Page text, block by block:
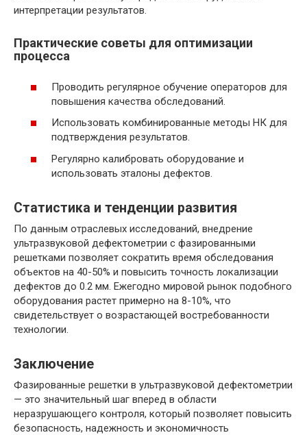
интерпретации результатов.
Практические советы для оптимизации
процесса
Проводить регулярное обучение операторов для
повышения качества обследований.
Использовать комбинированные методы НК для
подтверждения результатов.
Регулярно калибровать оборудование и
использовать эталоны дефектов.
Статистика и тенденции развития
По данным отраслевых исследований, внедрение
ультразвуковой дефектометрии с фазированными
решетками позволяет сократить время обследования
объектов на 40-50% и повысить точность локализации
дефектов до 0.2 мм. Ежегодно мировой рынок подобного
оборудования растет примерно на 8-10%, что
свидетельствует о возрастающей востребованности
технологии.
Заключение
Фазированные решетки в ультразвуковой дефектометрии
— это значительный шаг вперед в области
неразрушающего контроля, который позволяет повысить
безопасность, надежность и экономичность